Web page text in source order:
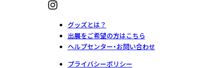
グッズとは？
出展をご希望の方はこちら
ヘルプセンター・お問い合わせ
プライバシーポリシー